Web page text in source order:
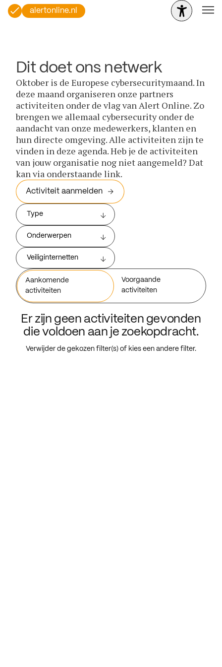
alertonline.nl
Dit doet ons netwerk
Oktober is de Europese cybersecuritymaand. In
deze maand organiseren onze partners
activiteiten onder de vlag van Alert Online. Zo
brengen we allemaal cybersecurity onder de
aandacht van onze medewerkers, klanten en
hun directe omgeving. Alle activiteiten zijn te
vinden in deze agenda. Heb je de activiteiten
van jouw organisatie nog niet aangemeld? Dat
kan via onderstaande link.
Activiteit aanmelden
Type
Onderwerpen
Veiliginternetten
Aankomende
activiteiten
Voorgaande
activiteiten
Er zijn geen activiteiten gevonden
die voldoen aan je zoekopdracht.
Verwijder de gekozen filter(s) of kies een andere filter.